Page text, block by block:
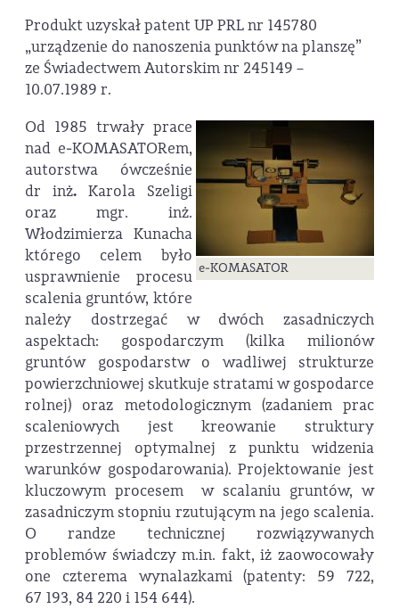
Produkt uzyskał patent UP PRL nr 145780
„urządzenie do nanoszenia punktów na planszę”
ze Świadectwem Autorskim nr 245149 –
10.07.1989 r.
e‑KOMASATOR
Od 1985 trwały prace
nad e‑KOMASATORem,
autorstwa ówcześnie
dr inż. Karola Szeligi
oraz mgr. inż.
Włodzimierza Kunacha
którego celem było
usprawnienie procesu
scalenia gruntów, które
należy dostrzegać w dwóch zasadniczych
aspektach: gospodarczym (kilka milionów
gruntów gospodarstw o wadliwej strukturze
powierzchniowej skutkuje stratami w gospodarce
rolnej) oraz metodologicznym (zadaniem prac
scaleniowych jest kreowanie struktury
przestrzennej optymalnej z punktu widzenia
warunków gospodarowania). Projektowanie jest
kluczowym procesem w scalaniu gruntów, w
zasadniczym stopniu rzutującym na jego scalenia.
O randze technicznej rozwiązywanych
problemów świadczy m.in. fakt, iż zaowocowały
one czterema wynalazkami (patenty: 59 722,
67 193, 84 220 i 154 644).